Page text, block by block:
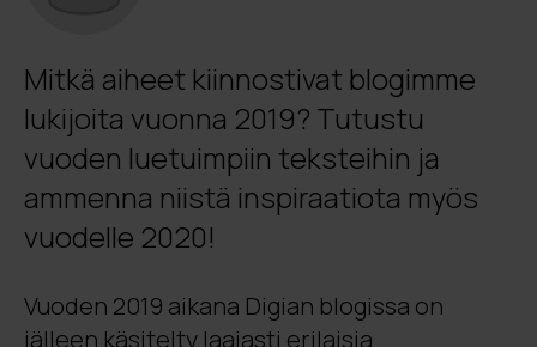
Mitkä aiheet kiinnostivat blogimme
lukijoita vuonna 2019? Tutustu
vuoden luetuimpiin teksteihin ja
ammenna niistä inspiraatiota myös
vuodelle 2020!
Vuoden 2019 aikana Digian blogissa on
jälleen käsitelty laajasti erilaisia